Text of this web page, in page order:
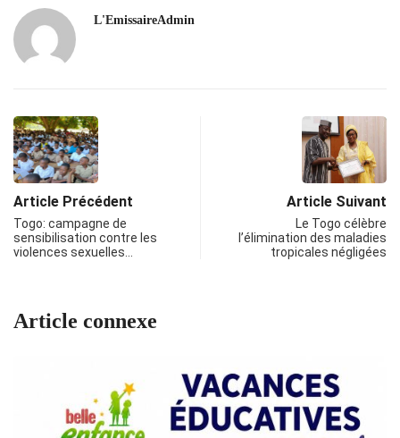
L'EmissaireAdmin
Article Précédent
Togo: campagne de
sensibilisation contre les
violences sexuelles…
Article Suivant
Le Togo célèbre
l’élimination des maladies
tropicales négligées
Article connexe